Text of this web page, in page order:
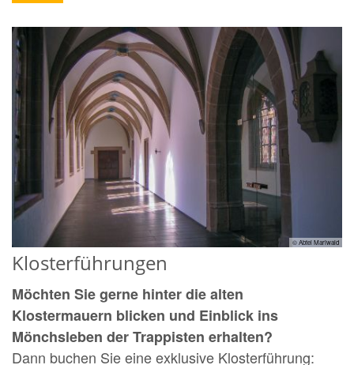
© Abtei Mariwald
Klosterführungen
Möchten Sie gerne hinter die alten
Klostermauern blicken und Einblick ins
Mönchsleben der Trappisten erhalten?
Dann buchen Sie eine exklusive Klosterführung: